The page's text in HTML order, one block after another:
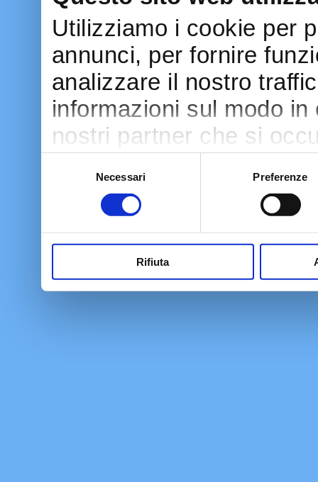
Utilizziamo i cookie per
annunci, per fornire
analizzare il nostro
informazioni sul modo
nostri partner che si
con altre informazioni
raccolto dal tuo utilizzo
Necessari Preferenze
Rifiuta